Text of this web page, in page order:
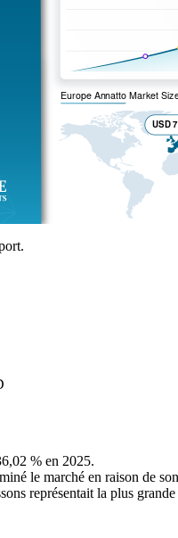
% en 2025.
le marché en raison de
représentait la plus